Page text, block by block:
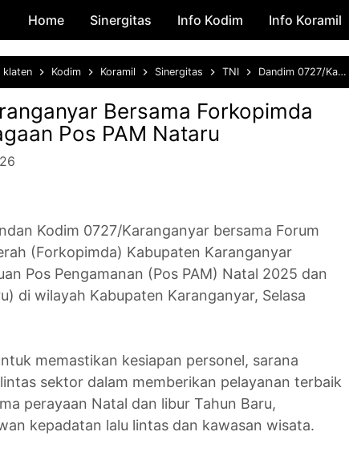
Skip to main content
Home Sinergitas Info Kodim Info Koramil
klaten Kodim Koramil Sinergitas TNI Dandim 0727/Karanganyar Bersama Forkopimda Pantau Kesiapsiagaan Pos PAM Nataru
Bersama Forkopimda
Pos PAM Nataru
Kodim 0727/Karanganyar bersama Forum
(Forkopimda) Kabupaten Karanganyar
Pos Pengamanan (Pos PAM) Natal 2025 dan
di wilayah Kabupaten Karanganyar, Selasa
memastikan kesiapan personel, sarana
sektor dalam memberikan pelayanan terbaik
perayaan Natal dan libur Tahun Baru,
kepadatan lalu lintas dan kawasan wisata.